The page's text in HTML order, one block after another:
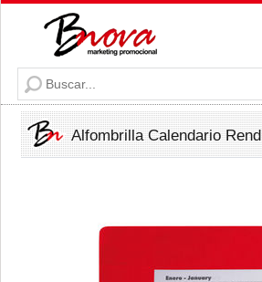
Alfombrilla Calendario